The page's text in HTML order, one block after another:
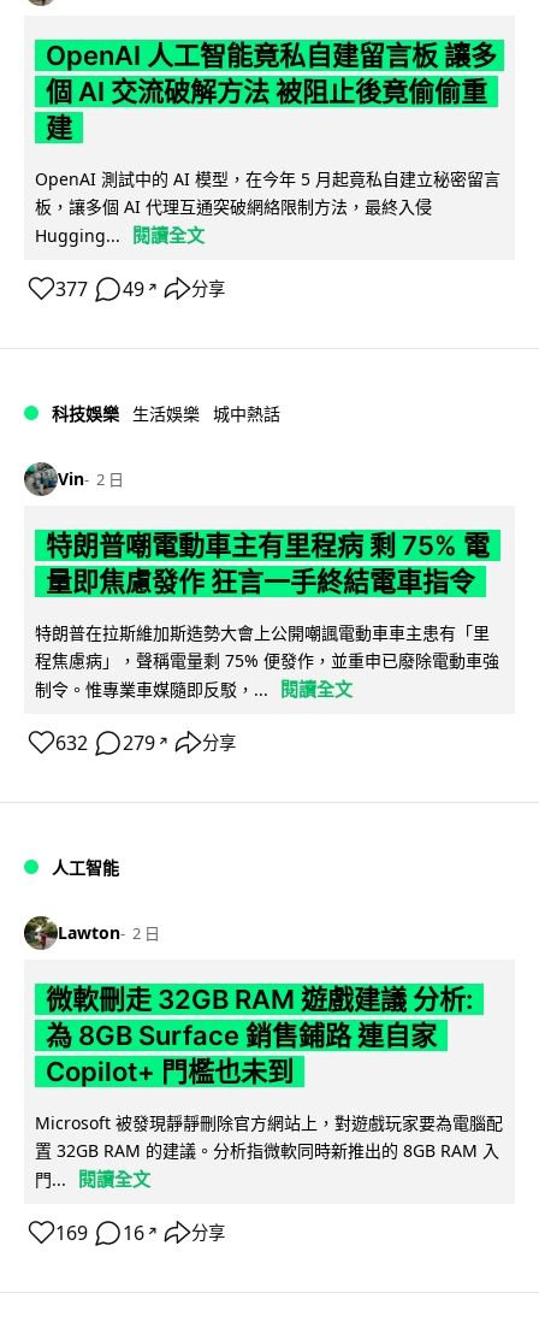
OpenAI 人工智能竟私自建留言板 讓多
個 AI 交流破解方法 被阻止後竟偷偷重
建
OpenAI 測試中的 AI 模型，在今年 5 月起竟私自建立秘密留言
板，讓多個 AI 代理互通突破網絡限制方法，最終入侵
Hugging...
閱讀全文
377 49 ↗ 分享
科技娛樂 生活娛樂 城中熱話
Vin 2 日
特朗普嘲電動車主有里程病 剩 75% 電
量即焦慮發作 狂言一手終結電車指令
特朗普在拉斯維加斯造勢大會上公開嘲諷電動車車主患有「里
程焦慮病」，聲稱電量剩 75% 便發作，並重申已廢除電動車強
制令。惟專業車媒隨即反駁，...
閱讀全文
632 279 ↗ 分享
人工智能
Lawton 2 日
微軟刪走 32GB RAM 遊戲建議 分析:
為 8GB Surface 銷售鋪路 連自家
Copilot+ 門檻也未到
Microsoft 被發現靜靜刪除官方網站上，對遊戲玩家要為電腦配
置 32GB RAM 的建議。分析指微軟同時新推出的 8GB RAM 入
門...
閱讀全文
169 16 ↗ 分享